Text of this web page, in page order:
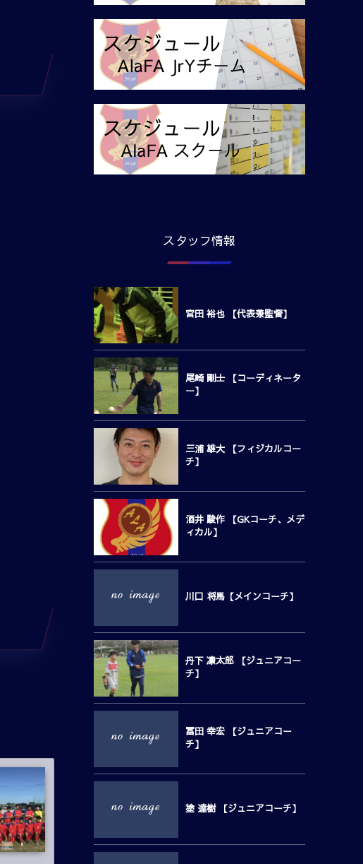
スタッフ情報
宮田 裕也 【代表兼監督】
尾崎 剛士 【コーディネータ
ー】
三浦 雄大 【フィジカルコー
チ】
酒井 駿作 【GKコーチ、メデ
ィカル】
川口 将馬【メインコーチ】
丹下 凛太郎 【ジュニアコー
チ】
冨田 幸宏 【ジュニアコー
チ】
塗 達樹 【ジュニアコーチ】